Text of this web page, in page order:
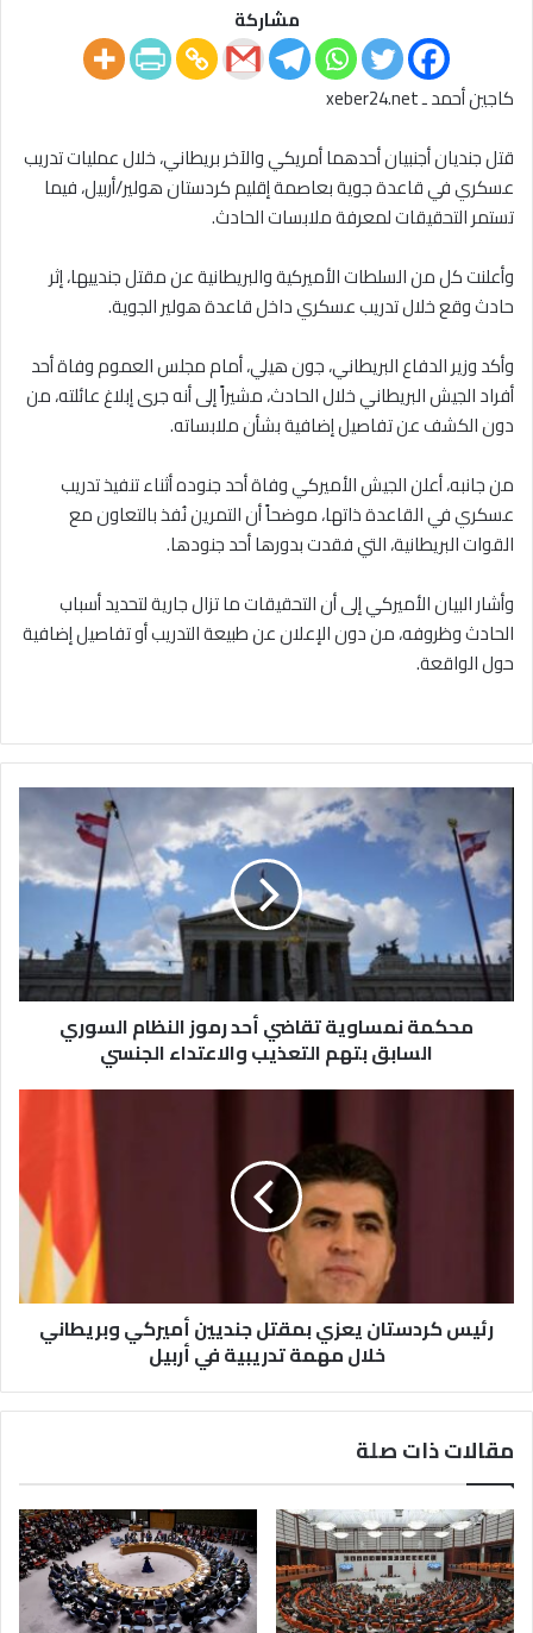
مشاركة
كاجين أحمد ـ xeber24.net
قتل جنديان أجنبيان أحدهما أمريكي والآخر بريطاني، خلال عمليات تدريب
عسكري في قاعدة جوية بعاصمة إقليم كردستان هولير/أربيل، فيما
تستمر التحقيقات لمعرفة ملابسات الحادث.
وأعلنت كل من السلطات الأميركية والبريطانية عن مقتل جندييها، إثر
حادث وقع خلال تدريب عسكري داخل قاعدة هولير الجوية.
وأكد وزير الدفاع البريطاني، جون هيلي، أمام مجلس العموم وفاة أحد
أفراد الجيش البريطاني خلال الحادث، مشيراً إلى أنه جرى إبلاغ عائلته، من
دون الكشف عن تفاصيل إضافية بشأن ملابساته.
من جانبه، أعلن الجيش الأميركي وفاة أحد جنوده أثناء تنفيذ تدريب
عسكري في القاعدة ذاتها، موضحاً أن التمرين نُفذ بالتعاون مع
القوات البريطانية، التي فقدت بدورها أحد جنودها.
وأشار البيان الأميركي إلى أن التحقيقات ما تزال جارية لتحديد أسباب
الحادث وظروفه، من دون الإعلان عن طبيعة التدريب أو تفاصيل إضافية
حول الواقعة.
محكمة
نمساوية
تقاضي
أحد
رموز
النظام
السوري
السابق
بتهم
التعذيبمحكمة نمساوية تقاضي أحد رموز النظام السوري
السابق بتهم التعذيب والاعتداء الجنسي
مهمة
تدريبية
رئيس كردستان يعزي بمقتل جنديين أميركي وبريطاني
خلال مهمة تدريبية في أربيل
مقالات ذات صلة